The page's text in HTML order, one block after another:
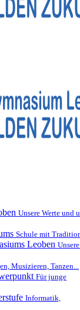
Unsere Werte und
Schule mit
Leoben
Musizieren, Tanzen...
Für junge
Informatik,